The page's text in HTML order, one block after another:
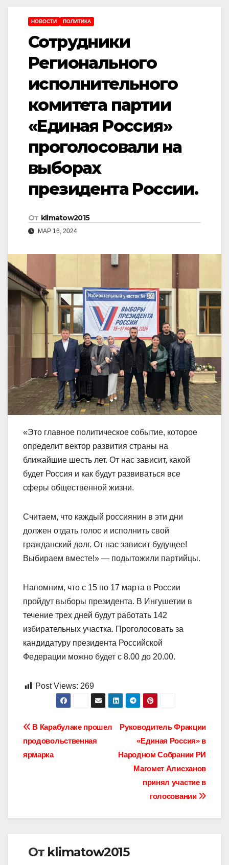
НОВОСТИ ПОЛИТИКА
Сотрудники
Регионального
исполнительного
комитета партии
«Единая Россия»
проголосовали на
выборах
президента России.
От klimatow2015
МАР 16, 2024
«Это главное политическое событие, которое
определит вектор развития страны на
ближайшие шесть лет. От нас зависит, какой
будет Россия и как будут развиваться все
сферы общественной жизни.
Считаем, что каждый россиянин в эти дни
должен отдать голос и исполнить свой
гражданский долг. От нас зависит будущее!
Выбираем вместе!» — подытожили партийцы.
Напомним, что с 15 по 17 марта в России
пройдут выборы президента. В Ингушетии в
течение трех дней будут работать 142
избирательных участка. Проголосовать за
кандидатуру президента Российской
Федерации можно будет с 8.00 до 20.00.
Post Views: 269
Навигация
по
Руководитель Фракции
«Единая Россия» в
Народном Собрании РИ
Магомет Алисханов
принял участие в
голосовании
В Карабулаке прошел
продовольственная
ярмарка
От klimatow2015